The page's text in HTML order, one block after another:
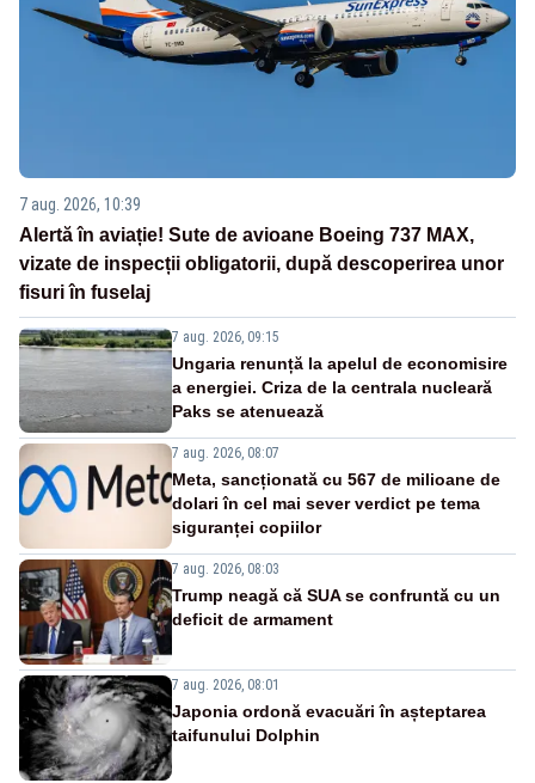
7 aug. 2026, 10:39
Alertă în aviație! Sute de avioane Boeing 737 MAX,
vizate de inspecții obligatorii, după descoperirea unor
fisuri în fuselaj
7 aug. 2026, 09:15
Ungaria renunță la apelul de economisire
a energiei. Criza de la centrala nucleară
Paks se atenuează
7 aug. 2026, 08:07
Meta, sancționată cu 567 de milioane de
dolari în cel mai sever verdict pe tema
siguranței copiilor
7 aug. 2026, 08:03
Trump neagă că SUA se confruntă cu un
deficit de armament
7 aug. 2026, 08:01
Japonia ordonă evacuări în așteptarea
taifunului Dolphin